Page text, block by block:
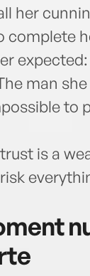
her
complete
man
to
is a